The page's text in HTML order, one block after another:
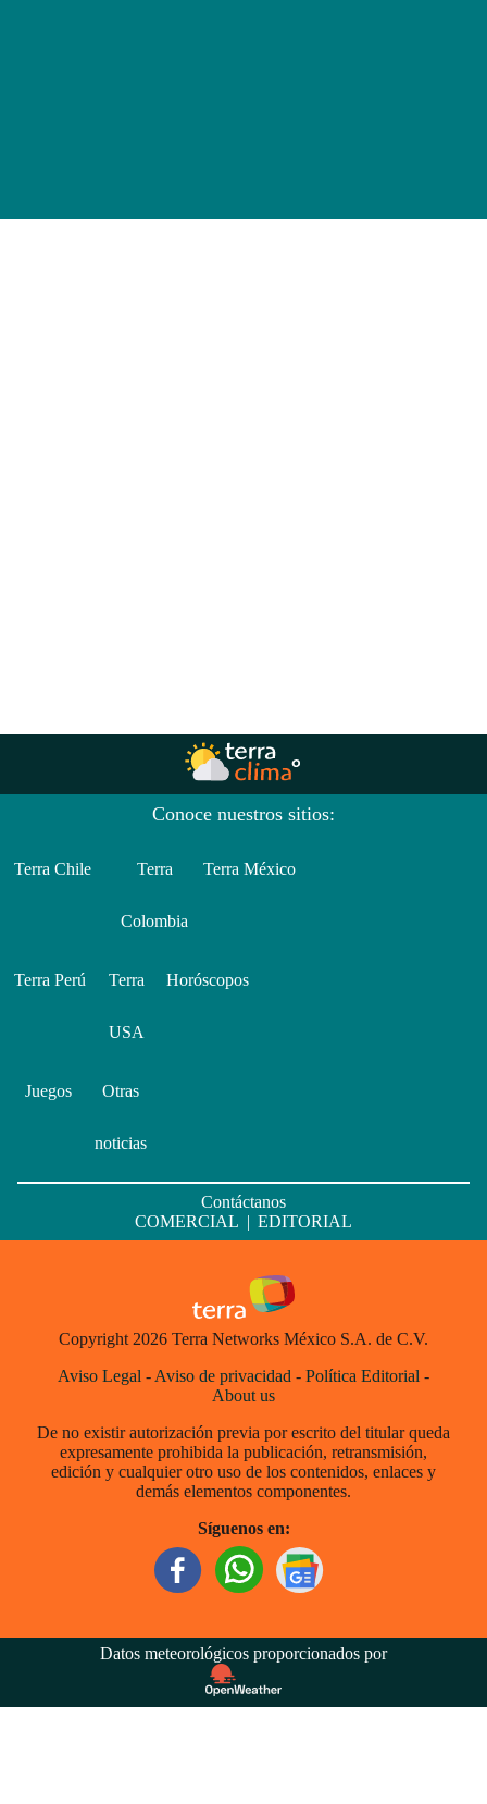
Conoce nuestros sitios:
Terra Chile Terra
Colombia
Terra México
Terra Perú Terra
USA
Horóscopos
Juegos Otras
noticias
Contáctanos
COMERCIAL | EDITORIAL
Copyright 2026 Terra Networks México S.A. de C.V.
Aviso Legal - Aviso de privacidad - Política Editorial -
About us
De no existir autorización previa por escrito del titular queda
expresamente prohibida la publicación, retransmisión,
edición y cualquier otro uso de los contenidos, enlaces y
demás elementos componentes.
Síguenos en:
Datos meteorológicos proporcionados por